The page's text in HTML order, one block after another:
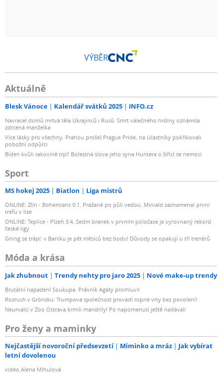
VÝBĚR
Aktuálně
Blesk Vánoce Kalendář svátků 2025 INFO.cz
Navracel domů mrtvá těla Ukrajinců i Rusů: Smrt válečného hrdiny oznámila
zdrcená manželka
Více lásky pro všechny. Prahou prošel Prague Pride, na účastníky pokřikovali
pobožní odpůrci
Biden kvůli rakovině trpí! Bolestná slova jeho syna Huntera o šířící se nemoci
Sport
MS hokej 2025 Biatlon Liga mistrů
ONLINE: Zlín - Bohemians 0:1. Pražané po půli vedou. Mirvald zaznamenal první
trefu v lize
ONLINE: Teplice - Plzeň 3:4. Sedm branek v prvním poločase je vyrovnaný rekord
české ligy
Gning se trápí: v Baníku je pět měsíců bez bodu! Důvody se opakují u tří trenérů
Móda a krása
Jak zhubnout Trendy nehty pro jaro 2025 Nové make-up trendy
Brutální napadení Soukupa. Právník Agáty promluvil
Rozruch v Grónsku: Trumpova společnost provádí ropné vrty bez povolení!
Neurvalci v Zoo Ostrava krmili mandrily! Po napomenutí ještě nadávali
Pro ženy a maminky
Nejčastější novoroční předsevzetí Miminko a mráz
Jak vybírat
letní dovolenou
video Alena Mihulová